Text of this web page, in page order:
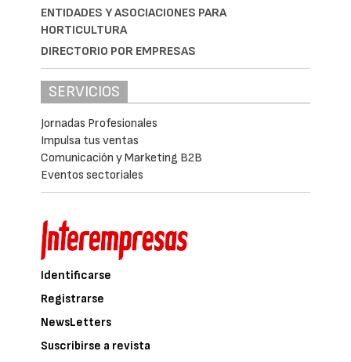
ENTIDADES Y ASOCIACIONES PARA
HORTICULTURA
DIRECTORIO POR EMPRESAS
SERVICIOS
Jornadas Profesionales
Impulsa tus ventas
Comunicación y Marketing B2B
Eventos sectoriales
Identificarse
Registrarse
NewsLetters
Suscribirse a revista